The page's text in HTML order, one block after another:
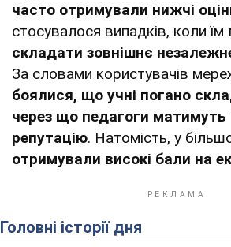
часто отримували нижчі
стосувалося випадків, коли їм
складати зовнішнє
За словами користувачів
боялися, що учні погано
через що педагоги матимуть
репутацію. Натомість, у
отримували високі бали на
Головні історії дня